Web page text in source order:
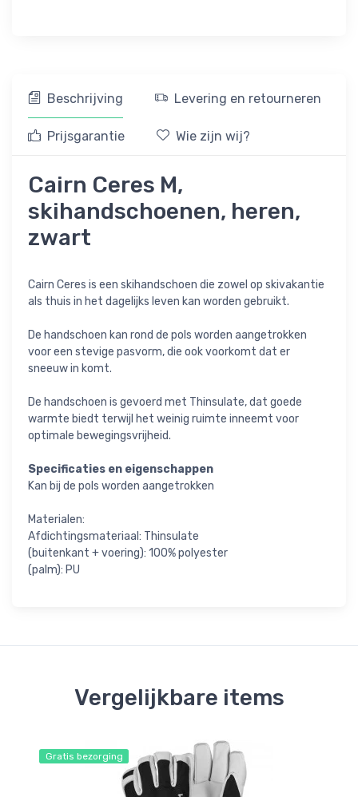
Beschrijving Levering en retourneren
Prijsgarantie Wie zijn wij?
Cairn Ceres M,
skihandschoenen, heren,
zwart
Cairn Ceres is een skihandschoen die zowel op skivakantie
als thuis in het dagelijks leven kan worden gebruikt.
De handschoen kan rond de pols worden aangetrokken
voor een stevige pasvorm, die ook voorkomt dat er
sneeuw in komt.
De handschoen is gevoerd met Thinsulate, dat goede
warmte biedt terwijl het weinig ruimte inneemt voor
optimale bewegingsvrijheid.
Specificaties en eigenschappen
Kan bij de pols worden aangetrokken
Materialen:
Afdichtingsmateriaal: Thinsulate
(buitenkant + voering): 100% polyester
(palm): PU
Vergelijkbare items
Gratis bezorging